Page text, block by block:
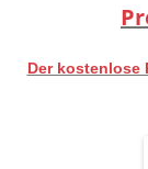
Der kostenlose